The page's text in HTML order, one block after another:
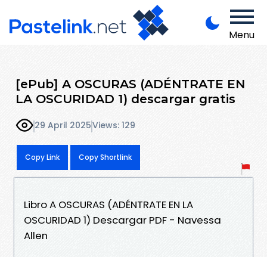
Menu
[ePub] A OSCURAS (ADÉNTRATE EN
LA OSCURIDAD 1) descargar gratis
29 April 2025Views: 129
Copy Link Copy Shortlink
Libro A OSCURAS (ADÉNTRATE EN LA
OSCURIDAD 1) Descargar PDF - Navessa
Allen